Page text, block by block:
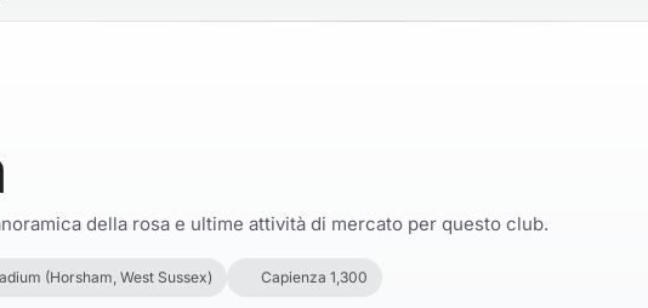
della rosa e ultime attività di mercato per questo club.
(Horsham, West Sussex) Capienza 1,300